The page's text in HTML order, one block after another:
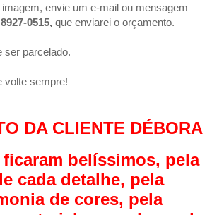
envie um e-mail ou mensagem
0515, que enviarei o orçamento.
ser parcelado.
volte sempre!
DA CLIENTE DÉBORA
belíssimos, pela
cada detalhe, pela
de cores, pela